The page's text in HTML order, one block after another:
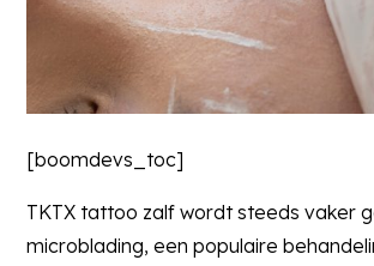
[boomdevs_toc]
TKTX tattoo zalf wordt steeds vaker
microblading, een populaire